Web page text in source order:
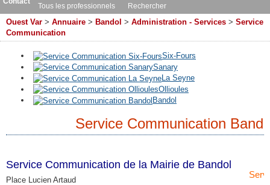
Tous les professionnels Rechercher
Ouest Var > Annuaire > Bandol > Administration - Services > Service
Communication
Six-Fours
Sanary
La Seyne
Ollioules
Bandol
Service Communication
Service Communication de la Mairie de Bandol
Place Lucien Artaud